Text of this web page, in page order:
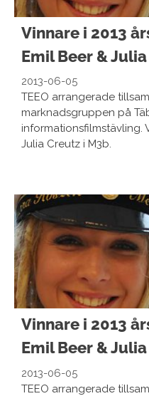
Vinnare i 2013
Emil Beer &
2013-06-05
TEEO arrangerade
marknadsgruppen på
informationsfilmstävling.
Julia Creutz i M3b.
Vinnare i 2013
Emil Beer &
2013-06-05
TEEO arrangerade